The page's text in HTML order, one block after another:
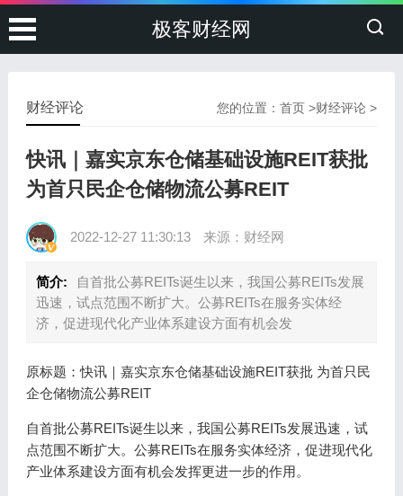
极客财经网
您的位置：首页 >财经评论 >
财经评论
快讯｜嘉实京东仓储基础设施REIT获批
为首只民企仓储物流公募REIT
2022-12-27 11:30:13 来源：财经网
简介:
自首批公募REITs诞生以来，我国公募REITs发展
迅速，试点范围不断扩大。公募REITs在服务实体经
济，促进现代化产业体系建设方面有机会发
原标题：快讯｜嘉实京东仓储基础设施REIT获批 为首只民
企仓储物流公募REIT
自首批公募REITs诞生以来，我国公募REITs发展迅速，试
点范围不断扩大。公募REITs在服务实体经济，促进现代化
产业体系建设方面有机会发挥更进一步的作用。